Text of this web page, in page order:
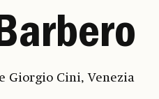
Giorgio Cini, Venezia